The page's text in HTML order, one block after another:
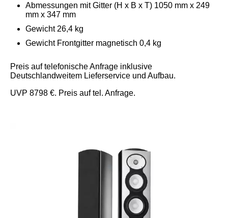
Abmessungen mit Gitter (H x B x T) 1050 mm x 249
mm x 347 mm
Gewicht 26,4 kg
Gewicht Frontgitter magnetisch 0,4 kg
Preis auf telefonische Anfrage inklusive
Deutschlandweitem Lieferservice und Aufbau.
UVP 8798 €. Preis auf tel. Anfrage.